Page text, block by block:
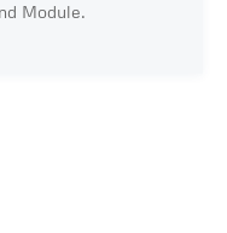
Module.